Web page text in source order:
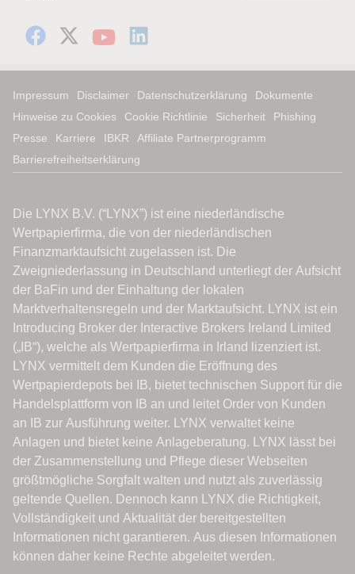
Impressum Disclaimer Datenschutzerklärung
Dokumente
Hinweise zu Cookies
Cookie Richtlinie Sicherheit
Phishing
Presse
Karriere IBKR
Affiliate Partnerprogramm
Barrierefreiheitserklärung